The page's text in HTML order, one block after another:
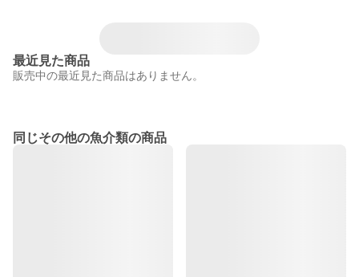
最近見た商品
販売中の最近見た商品はありません。
同じその他の魚介類の商品